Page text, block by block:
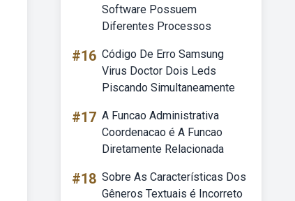
Software Possuem
Diferentes Processos
#16 Código De Erro Samsung
Virus Doctor Dois Leds
Piscando Simultaneamente
#17 A Funcao Administrativa
Coordenacao é A Funcao
Diretamente Relacionada
#18 Sobre As Características Dos
Gêneros Textuais é Incorreto